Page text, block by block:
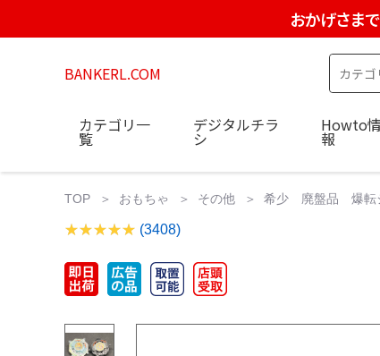
おかげさま
BANKERL.COM
カテゴリ一
覧
デジタルチラ
シ
Howto情
報
TOP おもちゃ その他 希少 廃盤品 爆転
(3408)